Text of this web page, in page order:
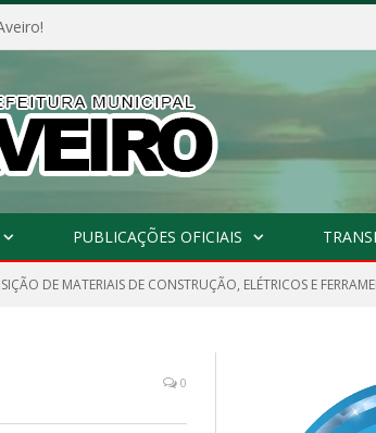
PUBLICAÇÕES OFICIAIS
DE MATERIAIS DE CONSTRUÇÃO, ELÉTRICOS E
0